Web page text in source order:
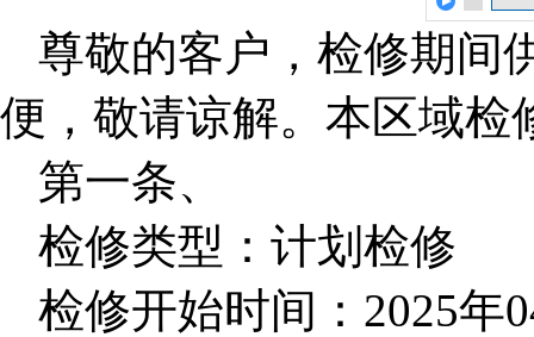
尊敬的客户，检修期间
便，敬请谅解。本区域检
第一条、
检修类型：计划检修
检修开始时间：2025年